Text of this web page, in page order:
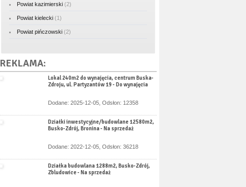
Powiat kazimierski(2)
Powiat kielecki(1)
Powiat pińczowski (2)
REKLAMA:
Lokal 240m2 do wynajęcia, centrum Buska-
Zdroju, ul. Partyzantów 19 - Do wynajęcia
Dodane: 2025-12-05, Odsłon: 12358
Działki inwestycyjne/budowlane 12580m2,
Busko-Zdrój, Bronina - Na sprzedaż
Dodane: 2022-12-05, Odsłon: 36218
Działka budowlana 1288m2, Busko-Zdrój,
Zbludowice - Na sprzedaż